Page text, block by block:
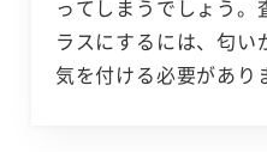
ってしまうでしょう
ラスにするには、匂い
気を付ける必要があり